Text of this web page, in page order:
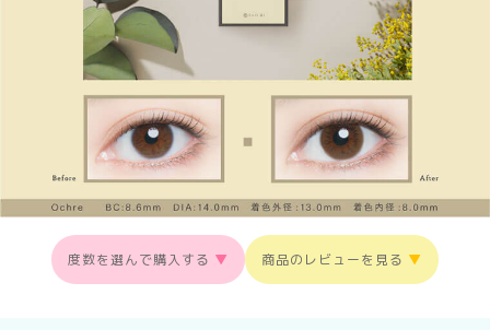
度数を選んで購入する ▼ 商品のレビューを見る ▼